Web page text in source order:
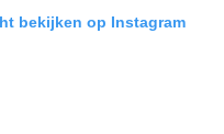
bekijken op Instagram